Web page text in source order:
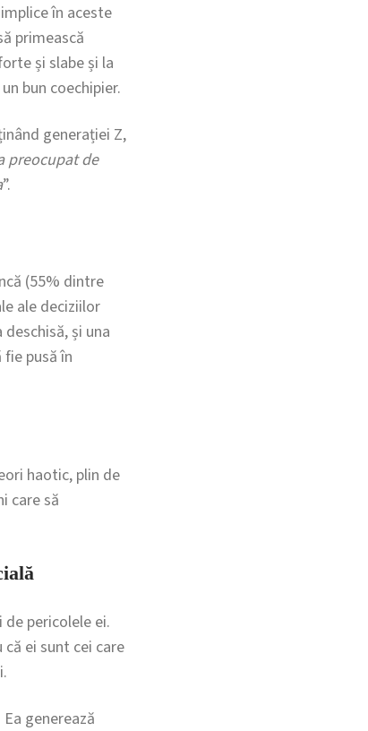
în aceste
primească
și slabe și la
bun coechipier.
generației Z,
preocupat de
”.
(55% dintre
ale deciziilor
și una
pusă în
haotic, plin de
care să
pericolele ei.
ei sunt cei care
Ea generează